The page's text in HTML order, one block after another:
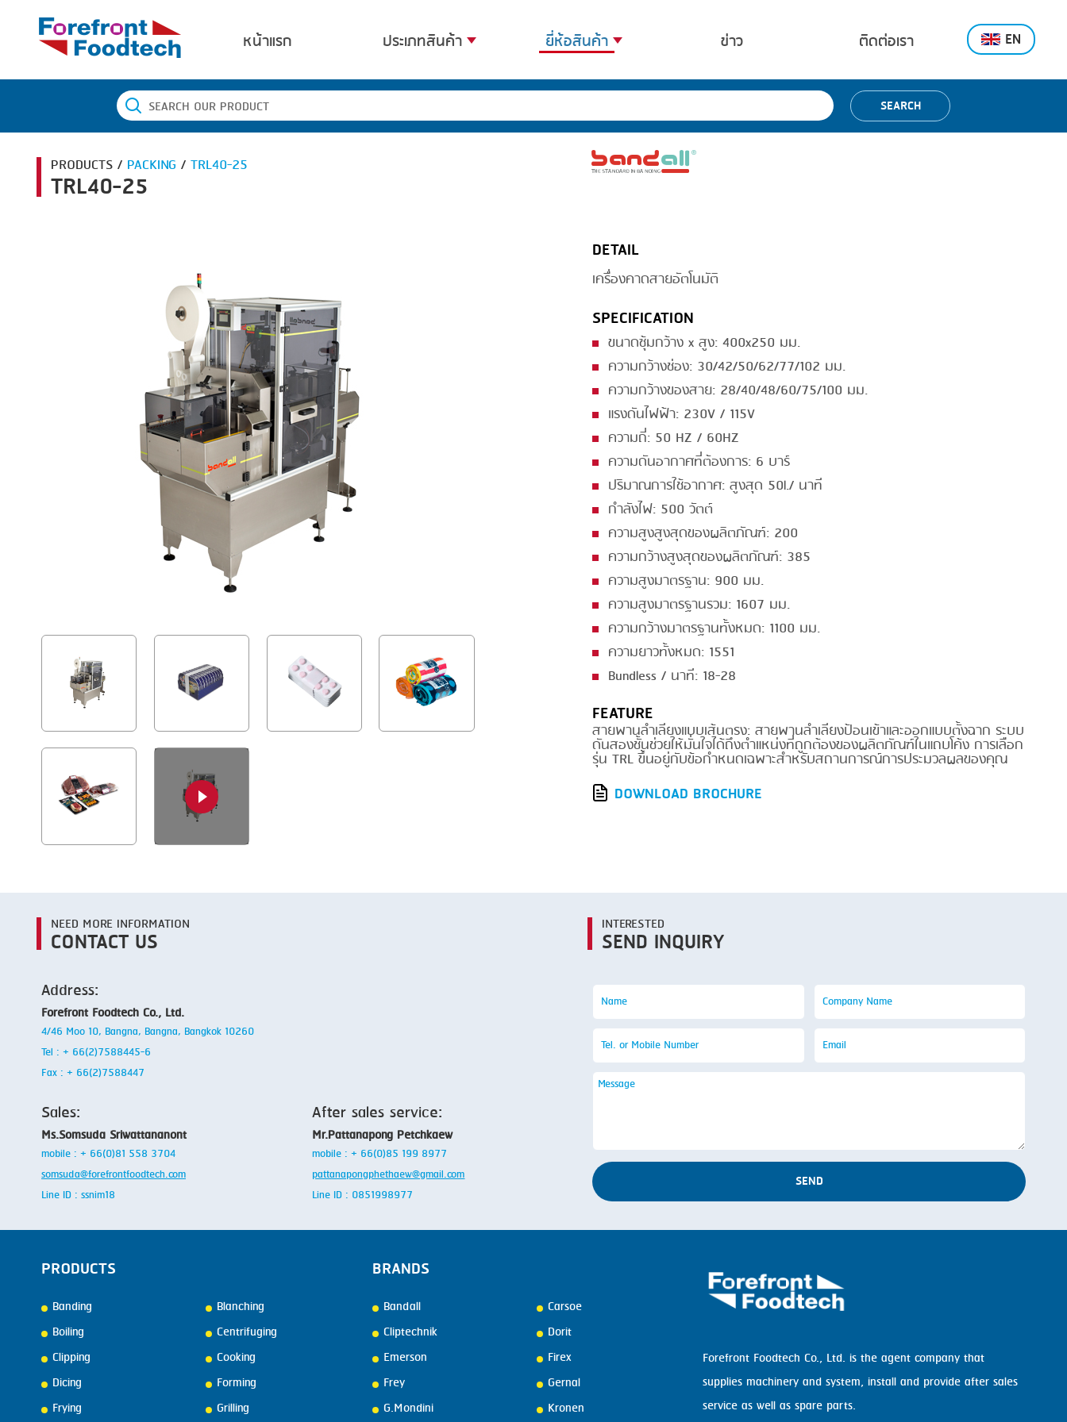
EN
หน้าแรก ประเภทสินค้า
BANDING
BLANCHING
HEAT SEALING
MEMBRANING
SLICING
VACUUM STUFFING
ยี่ห้อสินค้า
BANDALL
CARSOE
ข่าว ติดต่อเรา
SEARCH
PRODUCTS / PACKING / TRL40-25
TRL40-25
DETAIL
เครื่องคาดสายอัตโนมัติ
SPECIFICATION
ขนาดซุ้มกว้าง x สูง: 400x250 มม.
ความกว้างช่อง: 30/42/50/62/77/102 มม.
ความกว้างของสาย: 28/40/48/60/75/100 มม.
แรงดันไฟฟ้า: 230V / 115V
ความถี่: 50 HZ / 60HZ
ความดันอากาศที่ต้องการ: 6 บาร์
ปริมาณการใช้อากาศ: สูงสุด 50l./ นาที
กำลังไฟ: 500 วัตต์
ความสูงสูงสุดของผลิตภัณฑ์: 200
ความกว้างสูงสุดของผลิตภัณฑ์: 385
ความสูงมาตรฐาน: 900 มม.
ความสูงมาตรฐานรวม: 1607 มม.
ความกว้างมาตรฐานทั้งหมด: 1100 มม.
ความยาวทั้งหมด: 1551
Bundless / นาที: 18-28
FEATURE
สายพานลำเลียงแบบเส้นตรง: สายพานลำเลียงป้อนเข้าและออกแบบตั้งฉาก ระบบ
ดันสองชั้นช่วยให้มั่นใจได้ถึงตำแหน่งที่ถูกต้องของผลิตภัณฑ์ในแถบโค้ง การเลือก
รุ่น TRL ขึ้นอยู่กับข้อกำหนดเฉพาะสำหรับสถานการณ์การประมวลผลของคุณ
DOWNLOAD BROCHURE
NEED MORE INFORMATION
CONTACT US
Address:
Forefront Foodtech Co., Ltd.
4/46 Moo 10, Bangna, Bangna, Bangkok 10260
Tel : + 66(2)7588445-6
Fax : + 66(2)7588447
Sales:
Ms.Somsuda Sriwattananont
mobile : + 66(0)81 558 3704
somsuda@forefrontfoodtech.com
Line ID : ssnim18
After sales service:
Mr.Pattanapong Petchkaew
mobile : + 66(0)85 199 8977
pattanapongphethaew@gmail.com
Line ID : 0851998977
INTERESTED
SEND INQUIRY
SEND
PRODUCTS
Banding
Blanching
Boiling
Centrifuging
Clipping
Cooking
Dicing
Forming
Frying
Grilling
BRANDS
Bandall
Carsoe
Cliptechnik
Dorit
Emerson
Firex
Frey
Gernal
G.Mondini
Kronen
Forefront Foodtech Co., Ltd. is the agent company that
supplies machinery and system, install and provide after sales
service as well as spare parts.